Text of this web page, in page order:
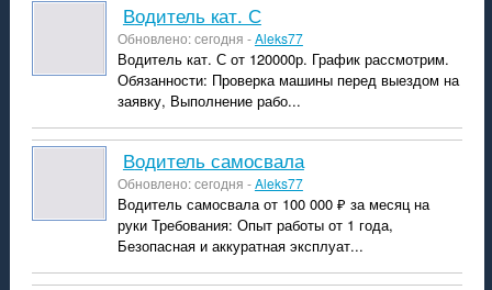
Водитель кат. С
Обновлено: сегодня -Aleks77
Водитель кат. С от 120000р. График рассмотрим.
Обязанности: Проверка машины перед выездом на
заявку, Выполнение рабо...
Водитель самосвала
Обновлено: сегодня -Aleks77
Водитель самосвала от 100 000 ₽ за месяц на
руки Требования: Опыт работы от 1 года,
Безопасная и аккуратная эксплуат...